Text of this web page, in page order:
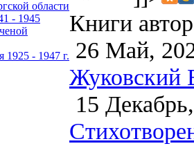
области
- 1945
1925 - 1947 г.
Книги
26 Май,
Жуковский
15